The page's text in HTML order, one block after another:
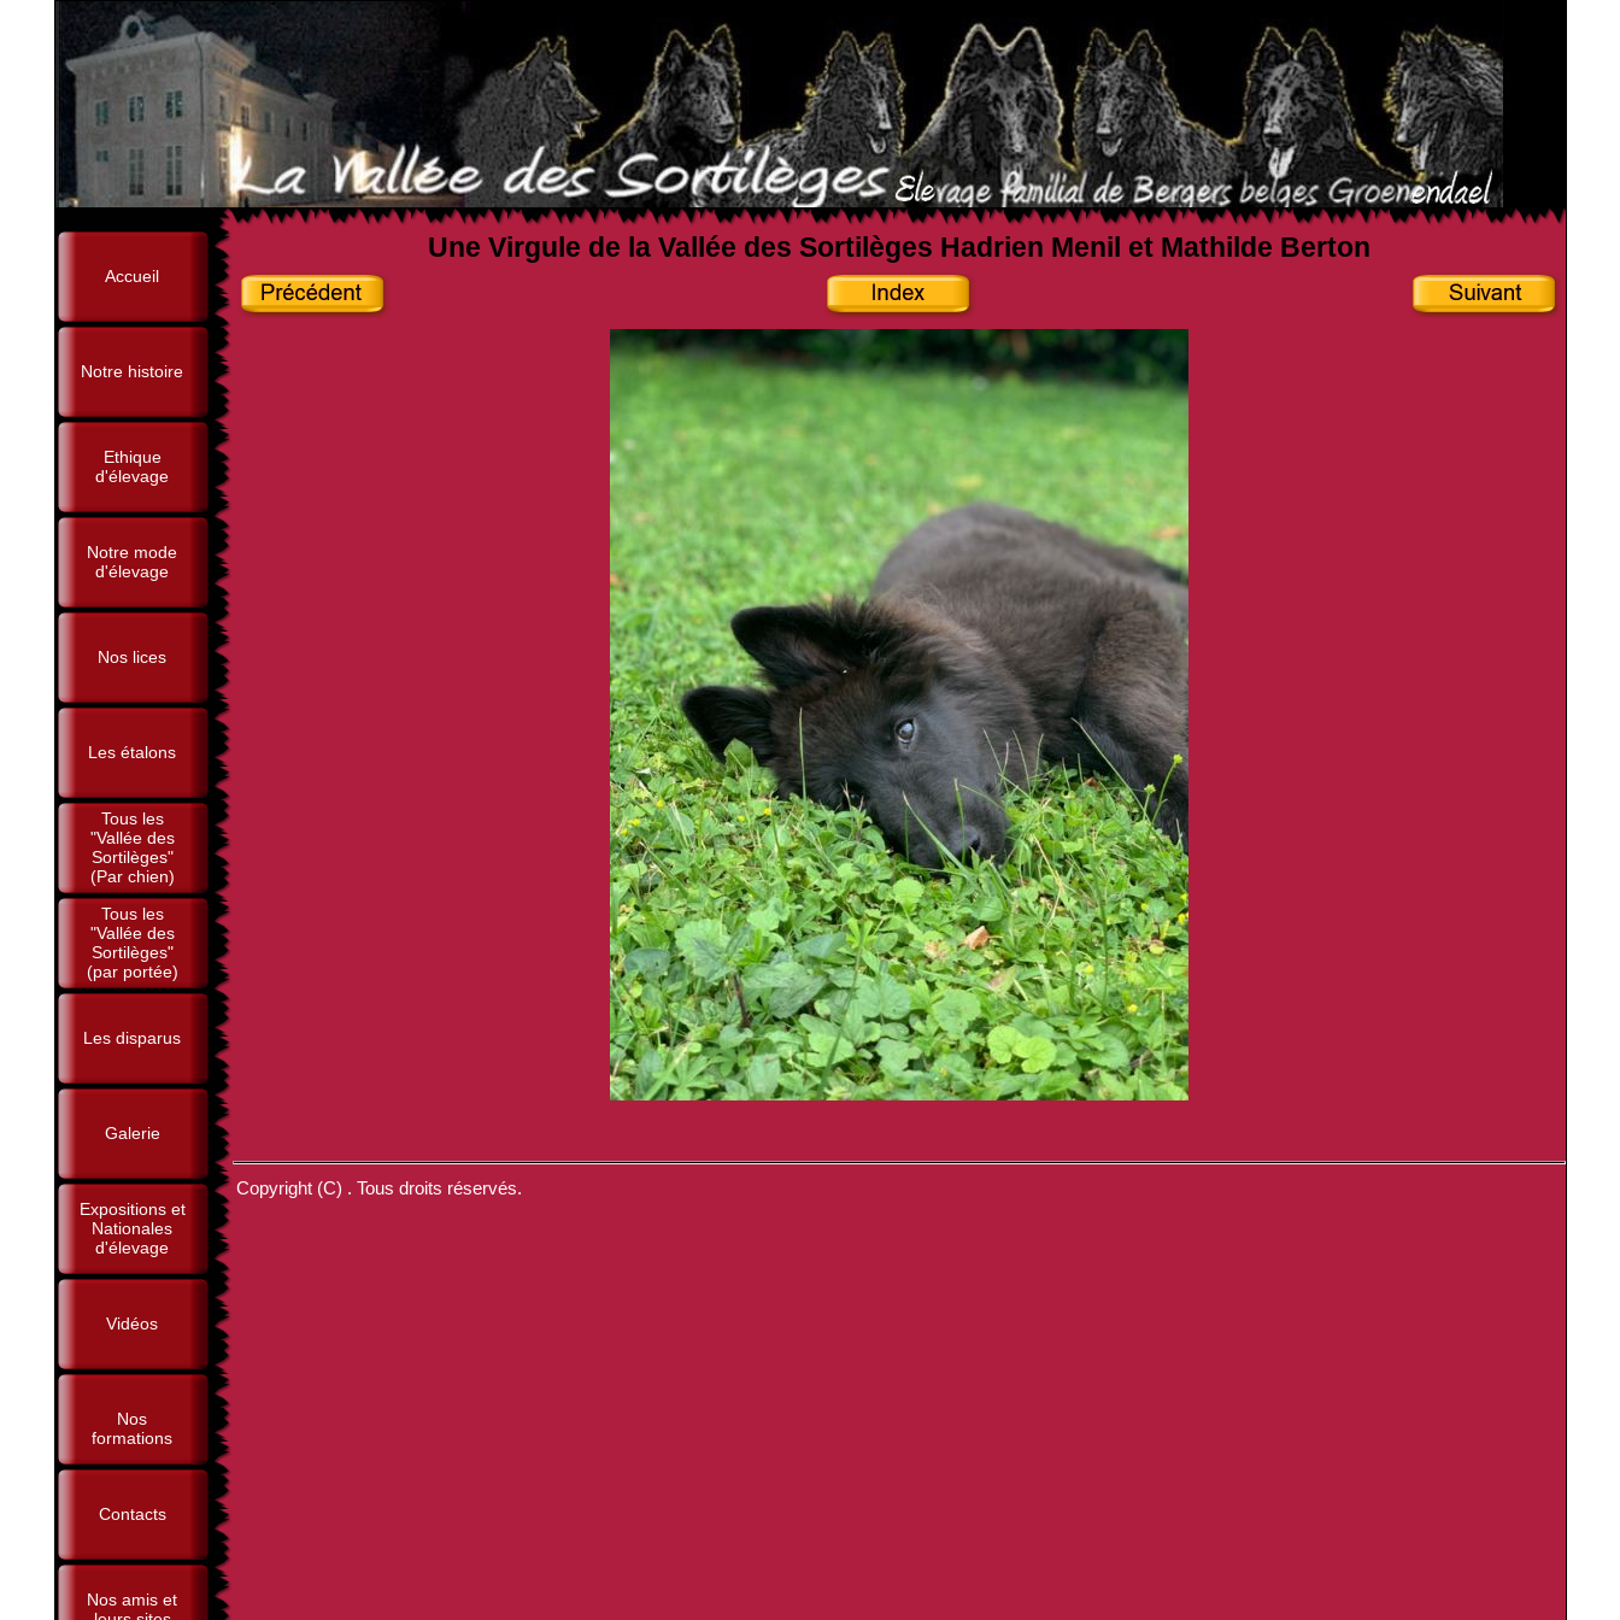
Accueil
Notre histoire
Ethique
d'élevage
Notre mode
d'élevage
Nos lices
Les étalons
Tous les
"Vallée des
Sortilèges"
(Par chien)
Tous les
"Vallée des
Sortilèges"
(par portée)
Les disparus
Galerie
Expositions et
Nationales
d'élevage
Vidéos
Nos
formations
Contacts
Nos amis et
Une Virgule de la Vallée des Sortilèges Hadrien Menil et Mathilde Berton
Copyright (C) . Tous droits réservés.